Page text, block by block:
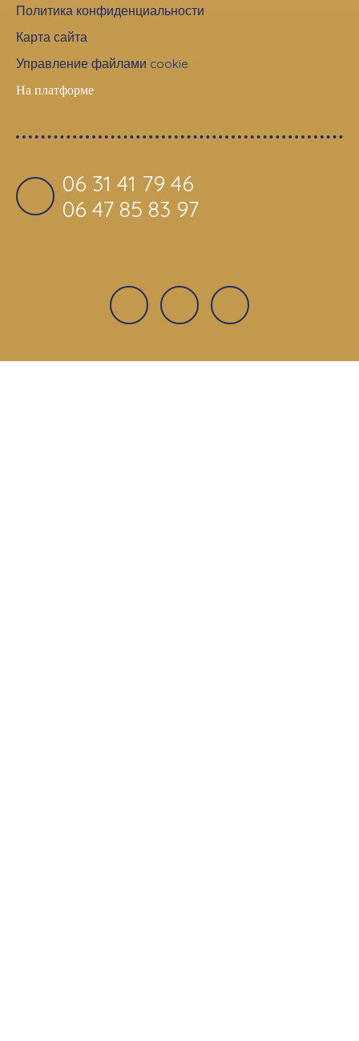
Политика конфиденциальности
Карта сайта
Управление файлами cookie
На платформе
06 31 41 79 46
06 47 85 83 97